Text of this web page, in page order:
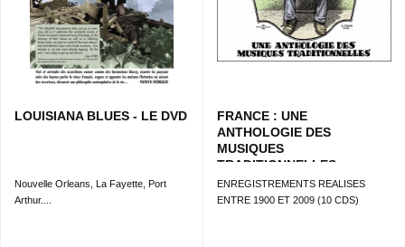
LOUISIANA BLUES - LE DVD
Nouvelle Orleans, La Fayette, Port
Arthur....
FRANCE : UNE
ANTHOLOGIE DES
MUSIQUES
TRADITIONNELLES
ENREGISTREMENTS REALISES
ENTRE 1900 ET 2009 (10 CDS)